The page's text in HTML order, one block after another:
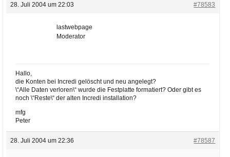
28. Juli 2004 um 22:03 #78583
lastwebpage
Moderator
Hallo,
die Konten bei Incredi gelöscht und neu angelegt?
\“Alle Daten verloren\“ wurde die Festplatte formatiert? Oder gibt es
noch \“Reste\“ der alten Incredi installation?
mfg
Peter
28. Juli 2004 um 22:36 #78587